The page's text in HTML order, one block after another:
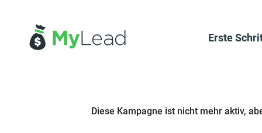
Erste
Diese Kampagne ist nicht mehr aktiv,